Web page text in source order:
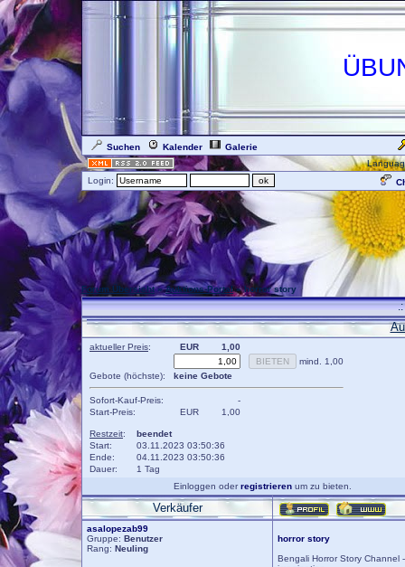
Suchen Kalender
Galerie
Login:
Forum Übersicht»Auktions-Portal» horror story
aktueller Preis: EUR
1,00
mind. 1,00
Gebote (höchste):
keine Gebote
Sofort-Kauf-Preis:
-
Start-Preis:
EUR 1,00
Restzeit:
beendet
Start:
03.11.2023 03:50:36
Ende:
04.11.2023 03:50:36
Dauer:
1 Tag
Einloggen oderregistrierenum zu bieten.
Verkäufer
asalopezab99
Gruppe: Benutzer
Rang: Neuling
horror story
Bengali Horror Story Channel